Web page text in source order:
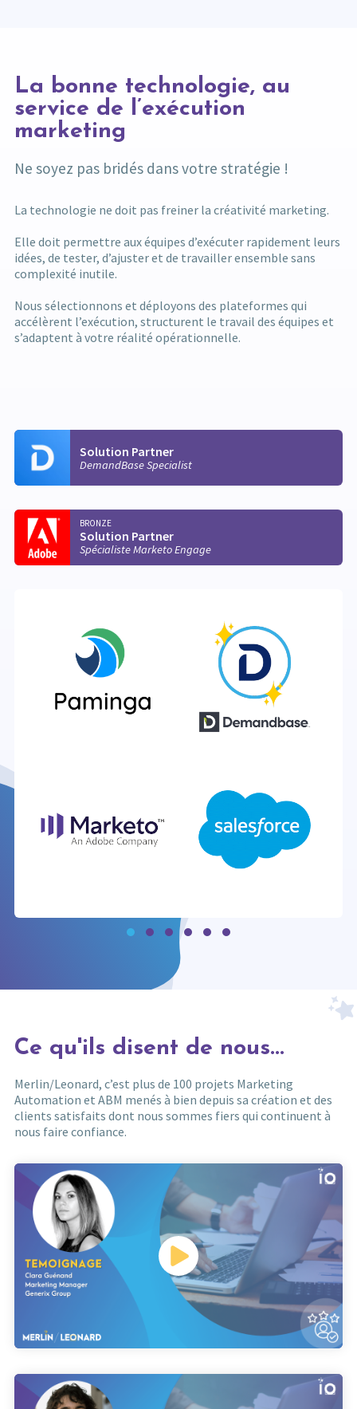
Solution Partner
DemandBase Specialist
BRONZE
Solution Partner
Spécialiste Marketo Engage
La bonne technologie, au
service de l’exécution
marketing
Ne soyez pas bridés dans votre stratégie !
La technologie ne doit pas freiner la créativité marketing.
Elle doit permettre aux équipes d’exécuter rapidement leurs
idées, de tester, d’ajuster et de travailler ensemble sans
complexité inutile.
Nous sélectionnons et déployons des plateformes qui
accélèrent l’exécution, structurent le travail des équipes et
s’adaptent à votre réalité opérationnelle.
Ce qu'ils disent de nous...
Merlin/Leonard, c’est plus de 100 projets Marketing
Automation et ABM menés à bien depuis sa création et des
clients satisfaits dont nous sommes fiers qui continuent à
nous faire confiance.